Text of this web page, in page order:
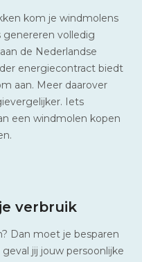
kom je windmolens
volledig
de Nederlandse
energiecontract biedt
aan. Meer daarover
Iets
een windmolen kopen
verbruik
Dan moet je besparen
jij jouw persoonlijke